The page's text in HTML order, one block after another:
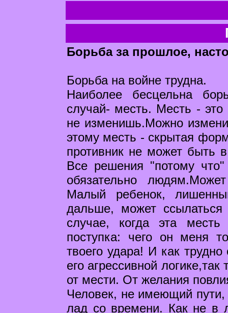
Борьба за прошлое,
Борьба на войне трудна.
Наиболее бесцельна
случай- месть. Месть -
не изменишь.Можно
этому месть - скрытая
противник не может быть
Все решения "потому
обязательно
Малый ребенок,
дальше, может
случае, когда эта
поступка: чего он меня
твоего удара! И как
его агрессивной
от мести. От желания
Человек, не имеющий
лад со времени. Как не в